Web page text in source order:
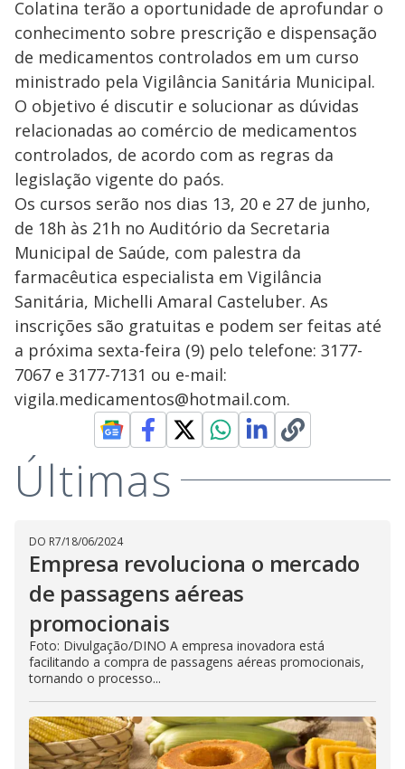
Colatina terão a oportunidade de aprofundar o
conhecimento sobre prescrição e dispensação
de medicamentos controlados em um curso
ministrado pela Vigilância Sanitária Municipal.
O objetivo é discutir e solucionar as dúvidas
relacionadas ao comércio de medicamentos
controlados, de acordo com as regras da
legislação vigente do paós.
Os cursos serão nos dias 13, 20 e 27 de junho,
de 18h às 21h no Auditório da Secretaria
Municipal de Saúde, com palestra da
farmacêutica especialista em Vigilância
Sanitária, Michelli Amaral Casteluber. As
inscrições são gratuitas e podem ser feitas até
a próxima sexta-feira (9) pelo telefone: 3177-
7067 e 3177-7131 ou e-mail:
vigila.medicamentos@hotmail.com.
Últimas
DO R7/18/06/2024
Empresa revoluciona o mercado
de passagens aéreas
promocionais
Foto: Divulgação/DINO A empresa inovadora está
facilitando a compra de passagens aéreas promocionais,
tornando o processo...